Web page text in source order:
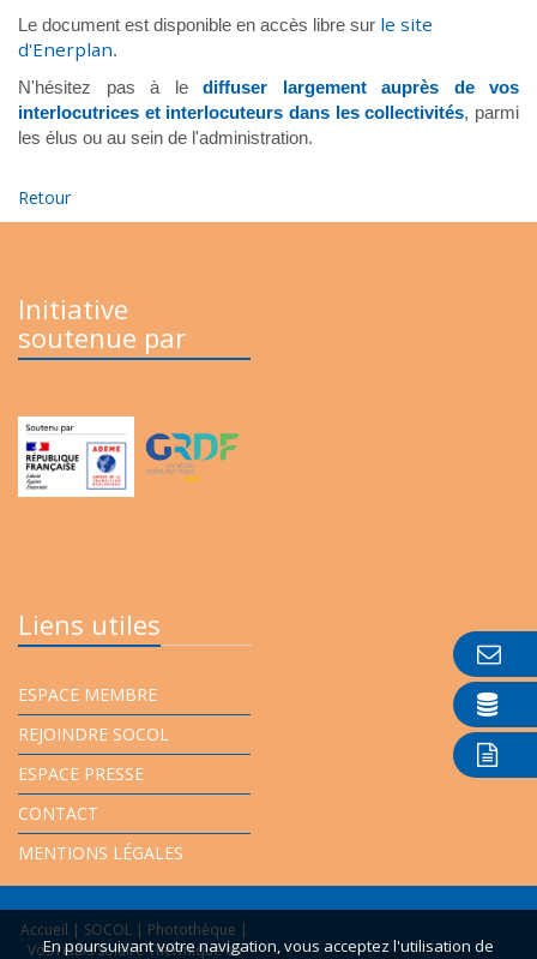
Le document est disponible en accès libre sur le site
d'Enerplan.
N'hésitez pas à le diffuser largement auprès de vos
interlocutrices et interlocuteurs dans les collectivités, parmi
les élus ou au sein de l'administration.
Retour
Initiative
soutenue par
Liens utiles
ESPACE MEMBRE
REJOINDRE SOCOL
ESPACE PRESSE
CONTACT
MENTIONS LÉGALES
Accueil | SOCOL | Photothèque |
Vos relais Solaire Thermique en
En poursuivant votre navigation, vous acceptez l'utilisation de